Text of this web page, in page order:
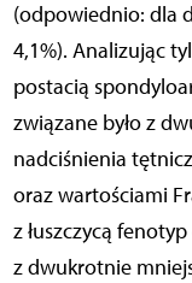
(odpowiednio: dla
4,1%). Analizując
postacią
związane było z
nadciśnienia
oraz wartościami
z łuszczycą
z dwukrotnie